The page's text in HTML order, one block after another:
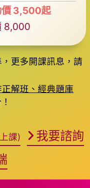
價 3,500起
8,000
更多開課訊息，請
正解班、經典題庫
課)
我要諮詢